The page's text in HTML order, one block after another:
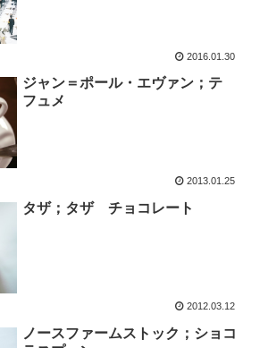
2016.01.30
ジャン＝ポール・エヴァン；テ
フュメ
2013.01.25
タザ；タザ チョコレート
2012.03.12
ノースファームストック；ショコ